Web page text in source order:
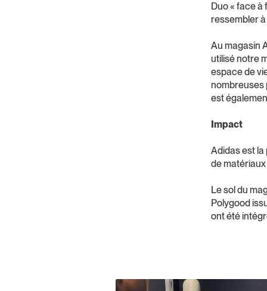
Duo « face
ressembler
Au magasin
utilisé notre
espace de
nombreuses
est
Impact
Adidas est
de
Le sol du
Polygood
ont été